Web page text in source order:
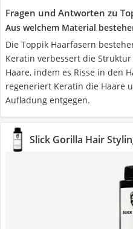
Fragen und Antworten zu
Aus welchem Material
Die Toppik Haarfasern
Keratin verbessert die
Haare, indem es Risse in den
regeneriert Keratin die Haare
Aufladung entgegen.
Slick Gorilla Hair